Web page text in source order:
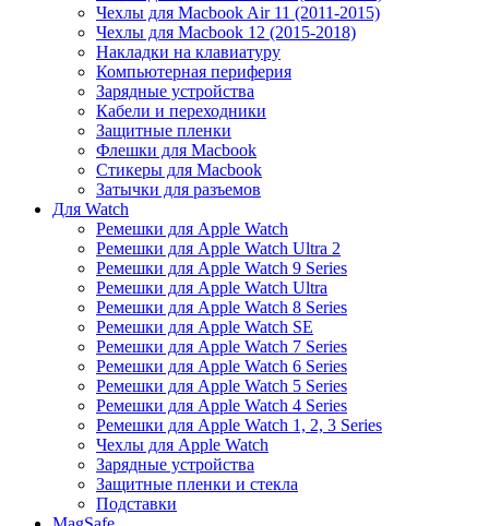
Чехлы для Macbook Air 11 (2011-2015)
Чехлы для Macbook 12 (2015-2018)
Накладки на клавиатуру
Компьютерная периферия
Зарядные устройства
Кабели и переходники
Защитные пленки
Флешки для Macbook
Стикеры для Macbook
Затычки для разъемов
Для Watch
Ремешки для Apple Watch
Ремешки для Apple Watch Ultra 2
Ремешки для Apple Watch 9 Series
Ремешки для Apple Watch Ultra
Ремешки для Apple Watch 8 Series
Ремешки для Apple Watch SE
Ремешки для Apple Watch 7 Series
Ремешки для Apple Watch 6 Series
Ремешки для Apple Watch 5 Series
Ремешки для Apple Watch 4 Series
Ремешки для Apple Watch 1, 2, 3 Series
Чехлы для Apple Watch
Зарядные устройства
Защитные пленки и стекла
Подставки